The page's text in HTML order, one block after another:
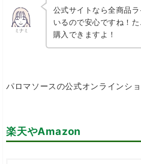
ミナミ
公式サイトなら全商品
いるので安心ですね！
購入できますよ！
パロマソースの公式オンラインシ
楽天やAmazon